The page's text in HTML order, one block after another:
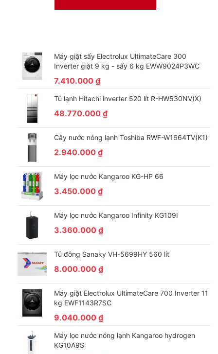
Dàn nóng bằng đồng, cánh tản nhiệt mạ vàng
Điều hòa Casper 1 chiều Inverter 12000BTU IC-12TL32 được
trang bị dàn nóng bằng đồng và được mạ vàng cho cánh tản
nhiệt giúp tăng hiệu năng làm lạnh và tuổi thọ cho dàn nóng,
ngăn ngừa ăn mòn từ các tác nhân bên ngoài.
Máy giặt sấy Electrolux UltimateCare 300
Inverter giặt 9 kg - sấy 6 kg EWW9024P3WC
7.410.000 ₫
Tủ lạnh Hitachi inverter 520 lít R-HW530NV(X)
48.770.000 ₫
Cây nước nóng lạnh Toshiba RWF-W1664TV(K1)
2.940.000 ₫
Máy lọc nước Kangaroo KG-HP 66
3.450.000 ₫
Máy lọc nước Kangaroo Infinity KG109I
3.360.000 ₫
Tủ đông Sanaky VH-5699HY 560 lít
8.000.000 ₫
Máy giặt Electrolux UltimateCare 700 Inverter 11
kg EWF1143R7SC
9.040.000 ₫
Máy lọc nước nóng lạnh Kangaroo hydrogen
KG10A9S